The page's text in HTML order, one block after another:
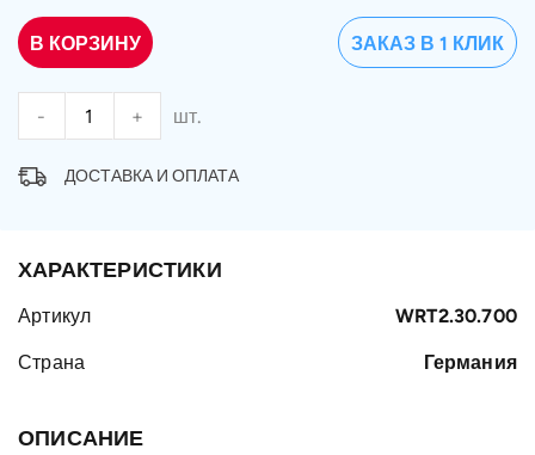
В КОРЗИНУ
- + шт.
ЗАКАЗ В 1 КЛИК
ДОСТАВКА И ОПЛАТА
ХАРАКТЕРИСТИКИ
Артикул WRT2.30.700
Страна Германия
ОПИСАНИЕ